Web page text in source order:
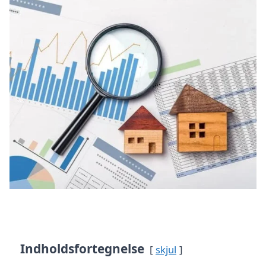
Indholdsfortegnelse skjul